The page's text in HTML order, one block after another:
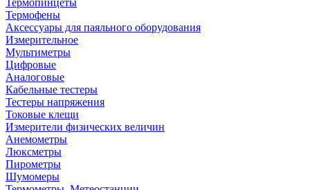
Термопинцеты
Термофены
Аксессуары для паяльного оборудования
Измерительное
Мультиметры
Цифровые
Аналоговые
Кабельные тестеры
Тестеры напряжения
Токовые клещи
Измерители физических величин
Анемометры
Люксметры
Пирометры
Шумомеры